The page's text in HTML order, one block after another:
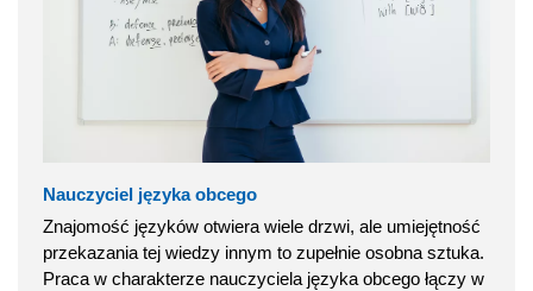
Nauczyciel języka obcego
Znajomość języków otwiera wiele drzwi, ale umiejętność
przekazania tej wiedzy innym to zupełnie osobna sztuka.
Praca w charakterze nauczyciela języka obcego łączy w